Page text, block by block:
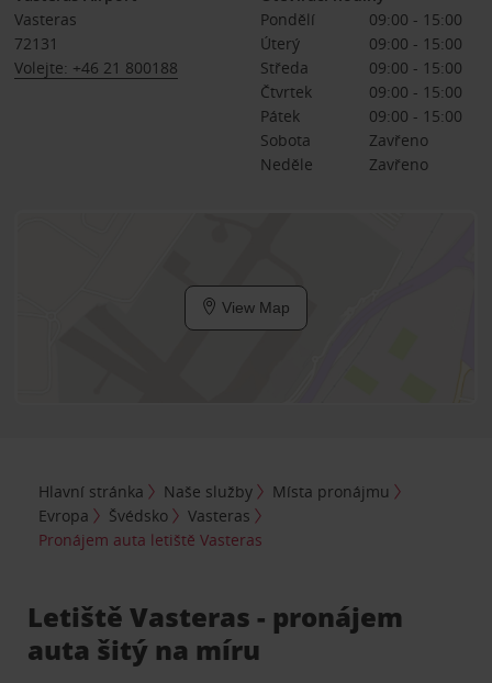
Vasteras
72131
Volejte: +46 21 800188
Pondělí
09:00 - 15:00
Úterý
09:00 - 15:00
Středa
09:00 - 15:00
Čtvrtek
09:00 - 15:00
Pátek
09:00 - 15:00
Sobota
Zavřeno
Neděle
Zavřeno
View Map
Hlavní stránka Naše služby
Místa pronájmu
Evropa
Švédsko
Vasteras
Pronájem auta letiště Vasteras
Letiště Vasteras - pronájem
auta šitý na míru